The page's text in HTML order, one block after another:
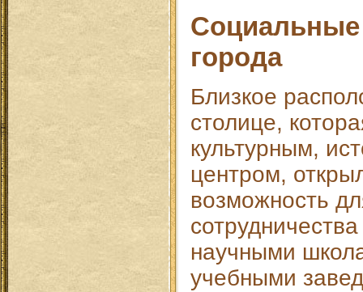
Социальные
города
Близкое
столице,
культурным,
центром,
возможность
научными
учебными